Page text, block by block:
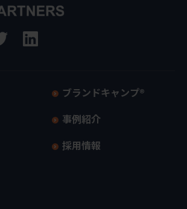
ブランドキャンプ®
事例紹介
採用情報